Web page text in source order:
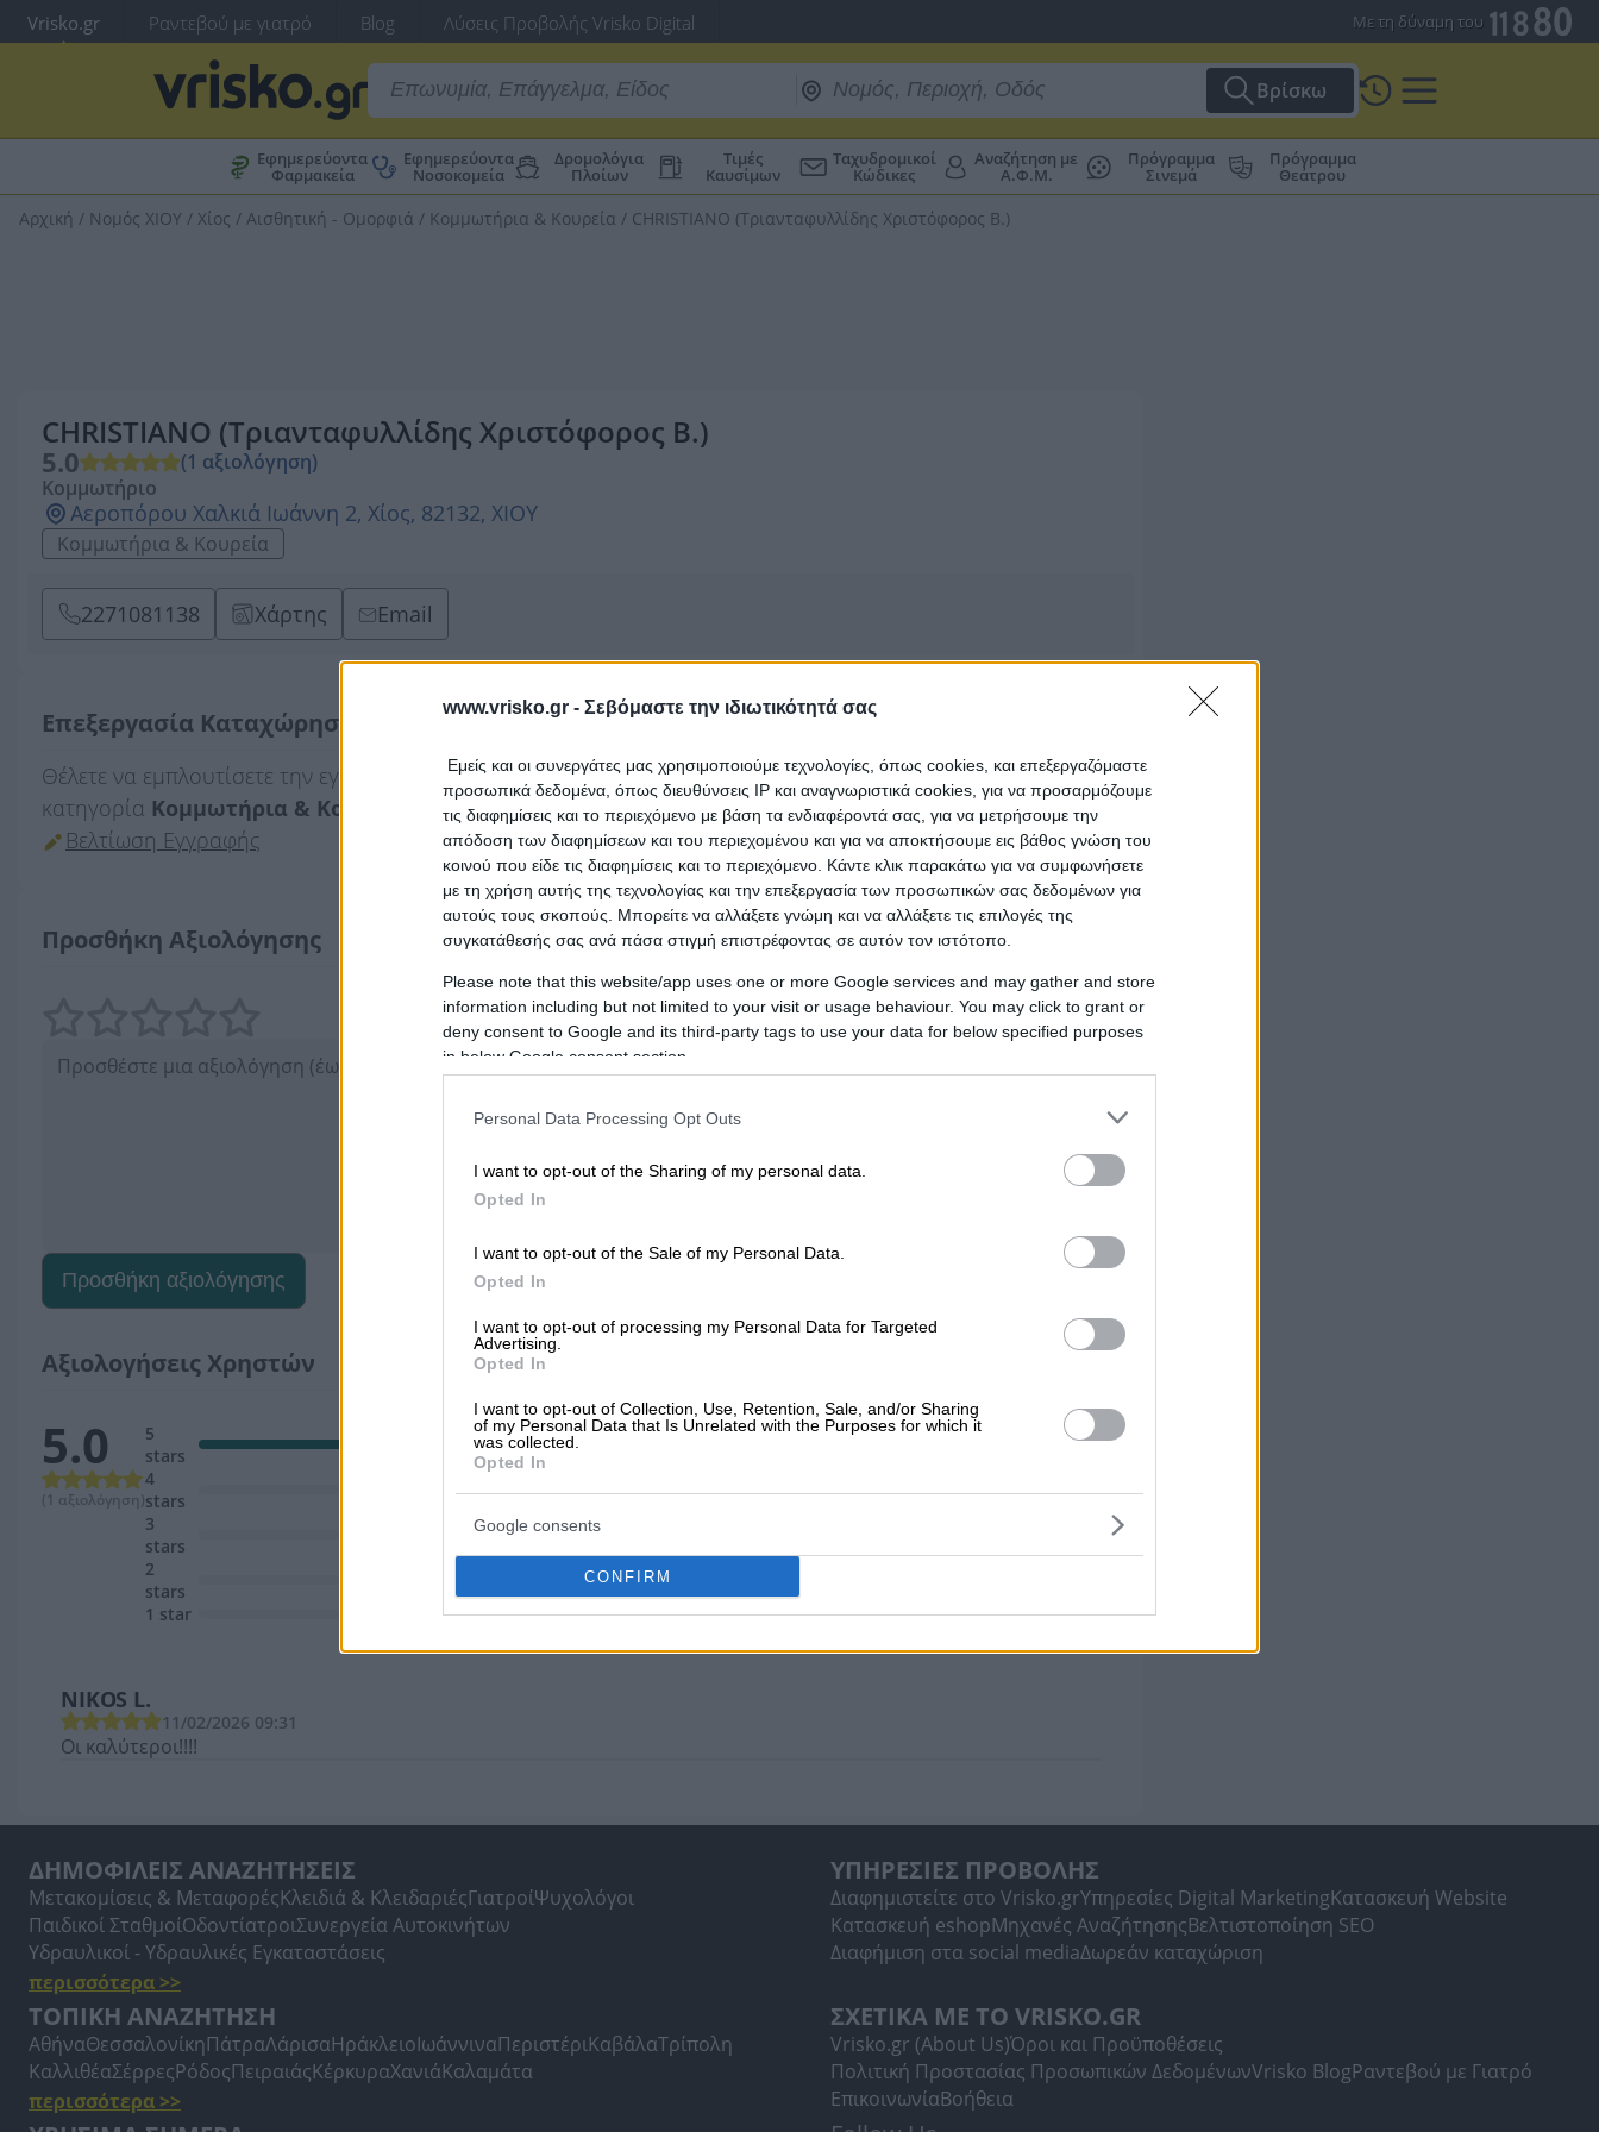
www.vrisko.gr - Σεβόμαστε την ιδιωτικότητά σας
Εμείς και οι συνεργάτες μας χρησιμοποιούμε τεχνολογίες, όπως cookies, και επεξεργαζόμαστε
προσωπικά δεδομένα, όπως διευθύνσεις IP και αναγνωριστικά cookies, για να προσαρμόζουμε
τις διαφημίσεις και το περιεχόμενο με βάση τα ενδιαφέροντά σας, για να μετρήσουμε την
απόδοση των διαφημίσεων και του περιεχομένου και για να αποκτήσουμε εις βάθος γνώση του
κοινού που είδε τις διαφημίσεις και το περιεχόμενο. Κάντε κλικ παρακάτω για να συμφωνήσετε
με τη χρήση αυτής της τεχνολογίας και την επεξεργασία των προσωπικών σας δεδομένων για
αυτούς τους σκοπούς. Μπορείτε να αλλάξετε γνώμη και να αλλάξετε τις επιλογές της
συγκατάθεσής σας ανά πάσα στιγμή επιστρέφοντας σε αυτόν τον ιστότοπο.
Please note that this website/app uses one or more Google services and may gather and store
information including but not limited to your visit or usage behaviour. You may click to grant or
deny consent to Google and its third-party tags to use your data for below specified purposes
in below Google consent section.
Personal Data Processing Opt Outs
I want to opt-out of the Sharing of my personal data.
Opted In
I want to opt-out of the Sale of my Personal Data.
Opted In
I want to opt-out of processing my Personal Data for Targeted
Advertising.
Opted In
I want to opt-out of Collection, Use, Retention, Sale, and/or Sharing
of my Personal Data that Is Unrelated with the Purposes for which it
was collected.
Opted In
Google consents
CONFIRM
Vrisko.gr Ραντεβού με γιατρό Blog Λύσεις Προβολής Vrisko Digital Με τη δύναμη του
Βρίσκω
Εφημερεύοντα
Φαρμακεία
Εφημερεύοντα
Νοσοκομεία
Δρομολόγια
Πλοίων
Τιμές
Καυσίμων
Ταχυδρομικοί
Κώδικες
Αναζήτηση με
Α.Φ.Μ.
Πρόγραμμα
Σινεμά
Πρόγραμμα
Θεάτρου
Αρχική / Νομός ΧΙΟΥ / Χίος / Αισθητική - Ομορφιά / Κομμωτήρια & Κουρεία / CHRISTIANO (Τριανταφυλλίδης Χριστόφορος Β.)
CHRISTIANO (Τριανταφυλλίδης Χριστόφορος Β.)
5.0
(1 αξιολόγηση)
Κομμωτήριο
Αεροπόρου Χαλκιά Ιωάννη 2, Χίος, 82132, ΧΙΟΥ
Κομμωτήρια & Κουρεία
2271081138 Χάρτης Email
Επεξεργασία Καταχώρησης
Θέλετε να εμπλουτίσετε την εγγραφή CHRISTIANO (Τριανταφυλλίδης Χριστόφορος Β.)που ανήκει στην
κατηγορία Κομμωτήρια & Κουρεία και εδρεύει στην περιοχήΧίος;
Βελτίωση Εγγραφής
Προσθήκη Αξιολόγησης
Προσθήκη αξιολόγησης
Αξιολογήσεις Χρηστών
5.0
(1 αξιολόγηση)
5
stars
4
stars
0
3
stars
2
stars
1 star
0
NIKOS L.
11/02/2026 09:31
Οι καλύτεροι!!!!
ΔΗΜΟΦΙΛΕΙΣ ΑΝΑΖΗΤΗΣΕΙΣ
Μετακομίσεις & ΜεταφορέςΚλειδιά & ΚλειδαριέςΓιατροίΨυχολόγοι
Παιδικοί ΣταθμοίΟδοντίατροιΣυνεργεία Αυτοκινήτων
Υδραυλικοί - Υδραυλικές Εγκαταστάσεις
περισσότερα >>
ΥΠΗΡΕΣΙΕΣ ΠΡΟΒΟΛΗΣ
Διαφημιστείτε στο Vrisko.grΥπηρεσίες Digital MarketingΚατασκευή Website
Κατασκευή eshopΜηχανές ΑναζήτησηςΒελτιστοποίηση SEO
Διαφήμιση στα social mediaΔωρεάν καταχώριση
ΤΟΠΙΚΗ ΑΝΑΖΗΤΗΣΗ
ΑθήναΘεσσαλονίκηΠάτραΛάρισαΗράκλειοΙωάννιναΠεριστέριΚαβάλαΤρίπολη
ΚαλλιθέαΣέρρεςΡόδοςΠειραιάςΚέρκυραΧανιάΚαλαμάτα
περισσότερα >>
ΣΧΕΤΙΚΑ ΜΕ ΤΟ VRISKO.GR
Vrisko.gr (About Us)Όροι και Προϋποθέσεις
Πολιτική Προστασίας Προσωπικών ΔεδομένωνVrisko BlogΡαντεβού με Γιατρό
ΕπικοινωνίαΒοήθεια